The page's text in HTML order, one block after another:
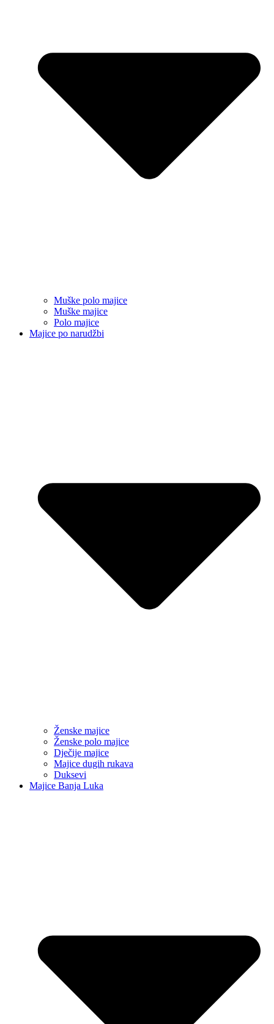
Muške polo majice
Muške majice
Polo majice
Majice po narudžbi
Ženske majice
Ženske polo majice
Dječije majice
Majice dugih rukava
Duksevi
Majice Banja Luka